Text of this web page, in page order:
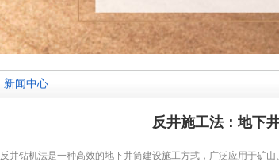
新闻中心
反井施工法：地下
反井钻机法是一种高效的地下井筒建设施工方式，广泛应用于矿